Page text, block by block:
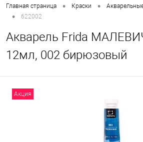
Главная страница • Краски •
• 622002
Акварель Frida
12мл, 002 бирюзовый
Акция